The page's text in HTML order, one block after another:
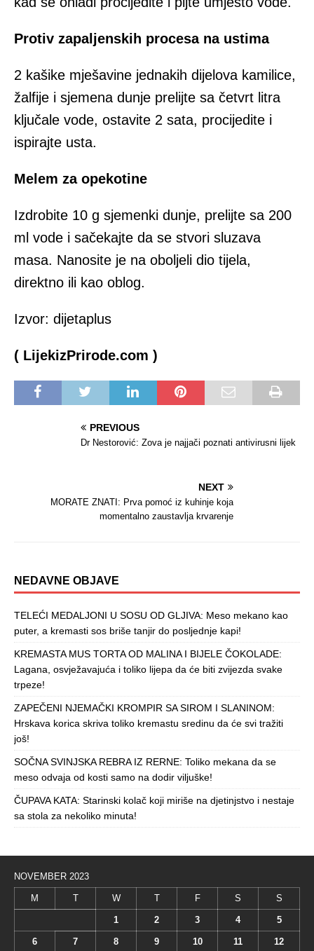
Protiv zapaljenskih procesa na ustima
2 kašike mješavine jednakih dijelova kamilice,
žalfije i sjemena dunje prelijte sa četvrt litra
ključale vode, ostavite 2 sata, procijedite i
ispirajte usta.
Melem za opekotine
Izdrobite 10 g sjemenki dunje, prelijte sa 200
ml vode i sačekajte da se stvori sluzava
masa. Nanosite je na oboljeli dio tijela,
direktno ili kao oblog.
Izvor: dijetaplus
( LijekizPrirode.com )
PREVIOUS
Dr Nestorović: Zova je najjači poznati antivirusni lijek
NEXT
MORATE ZNATI: Prva pomoć iz kuhinje koja
momentalno zaustavlja krvarenje
NEDAVNE OBJAVE
TELEĆI MEDALJONI U SOSU OD GLJIVA: Meso mekano kao
puter, a kremasti sos briše tanjir do posljednje kapi!
KREMASTA MUS TORTA OD MALINA I BIJELE ČOKOLADE:
Lagana, osvježavajuća i toliko lijepa da će biti zvijezda svake
trpeze!
ZAPEČENI NJEMAČKI KROMPIR SA SIROM I SLANINOM:
Hrskava korica skriva toliko kremastu sredinu da će svi tražiti
još!
SOČNA SVINJSKA REBRA IZ RERNE: Toliko mekana da se
meso odvaja od kosti samo na dodir viljuške!
ČUPAVA KATA: Starinski kolač koji miriše na djetinjstvo i nestaje
sa stola za nekoliko minuta!
NOVEMBER 2023
M T W T F S S
1 2 3 4 5
6 7 8 9 10 11 12